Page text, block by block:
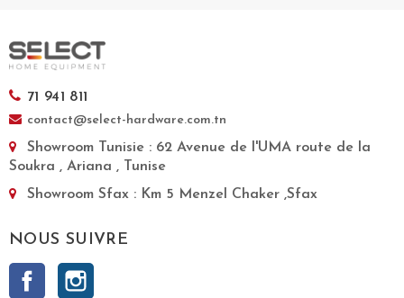
71 941 811
contact@select-hardware.com.tn
Showroom Tunisie : 62 Avenue de l'UMA route de la
Soukra , Ariana , Tunise
Showroom Sfax : Km 5 Menzel Chaker ,Sfax
NOUS SUIVRE
Facebook